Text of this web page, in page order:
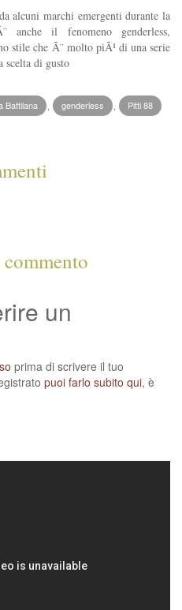
alcuni marchi emergenti durante la
anche il fenomeno genderless,
stile che Ã¨ molto piÃ¹ di una serie
scelta di gusto
Battilana genderless Pitti 88
un
prima di scrivere il tuo
puoi farlo subito qui, è